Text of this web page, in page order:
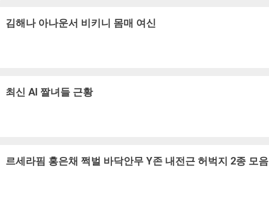
김해나 아나운서 비키니 몸매 여신
최신 AI 짤녀들 근황
르세라핌 홍은채 쩍벌 바닥안무 Y존 내전근 허벅지 2종 모음